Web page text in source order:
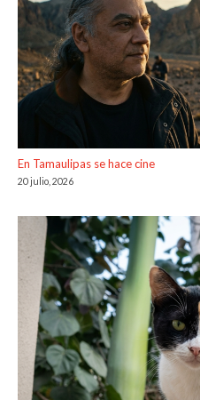
En Tamaulipas se hace cine
20 julio, 2026